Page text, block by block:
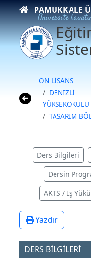
PAMUKKALE
Üniversite
ÖN LİSANS
DENİZLİ
YÜKSEKOKULU
TASARIM
Ders Bilgileri
Dersin
AKTS / İş
Yazdır
DERS BİLGİLERİ